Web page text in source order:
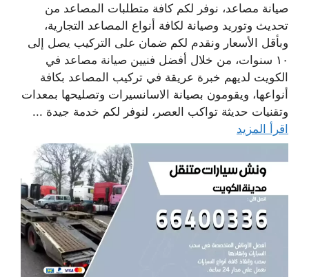
صيانة مصاعد، نوفر لكم كافة متطلبات المصاعد من
تحديث وتوريد وصيانة لكافة أنواع المصاعد التجارية،
وبأقل الأسعار ونقدم لكم ضمان على التركيب يصل إلى
١٠ سنوات، من خلال أفضل فنيين صيانة مصاعد في
الكويت لديهم خبرة عريقة في تركيب المصاعد بكافة
أنواعها، ويقومون بصيانة الاسانسيرات وتصليحها بمعدات
وتقنيات حديثة تواكب العصر، لنوفر لكم خدمة جيدة ...
اقرأ المزيد